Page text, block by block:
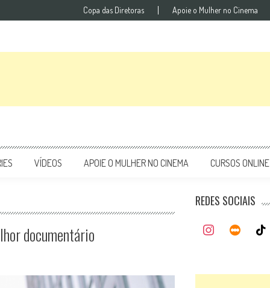
Copa das Diretoras Apoie o Mulher no Cinema
VÍDEOS APOIE O MULHER NO CINEMA CURSOS ONLINE
documentário
REDES SOCIAIS